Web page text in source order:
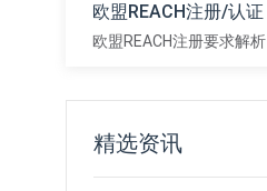
欧盟REACH注册/认证
欧盟REACH注册要求解析
精选资讯